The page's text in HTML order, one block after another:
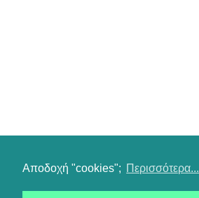
Αποδοχή "cookies"; Περισσότερα...